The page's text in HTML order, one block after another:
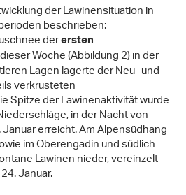
der Lawinensituation in
beschrieben:
derersten
dieser Woche (Abbildung 2) in der
Lagen lagerte der Neu- und
verkrusteten
Spitze der Lawinenaktivität wurde
in der Nacht von
erreicht. Am Alpensüdhang
im Oberengadin und südlich
Lawinen nieder, vereinzelt
Januar.